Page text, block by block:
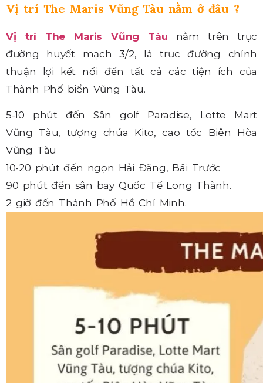
Vị trí The Maris Vũng Tàu nằm ở đâu ?
Vị trí The Maris Vũng Tàu nằm trên trục
đường huyết mạch 3/2, là trục đường chính
thuận lợi kết nối đến tất cả các tiện ích của
Thành Phố biển Vũng Tàu.
5-10 phút đến Sân golf Paradise, Lotte Mart
Vũng Tàu, tượng chúa Kito, cao tốc Biên Hòa
Vũng Tàu
10-20 phút đến ngọn Hải Đăng, Bãi Trước
90 phút đến sân bay Quốc Tế Long Thành.
2 giờ đến Thành Phố Hồ Chí Minh.